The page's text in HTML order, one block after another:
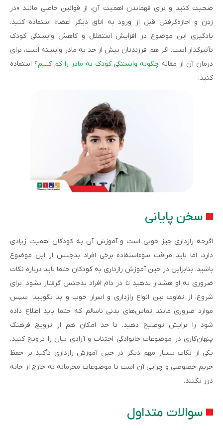
صحبت کنید و برای فهماندن اهمیت آن، از قوانین خاصی مانند «در
زدن و اجازه‌گرفتن قبل از ورود به اتاق دیگر اعضا» استفاده کنید.
یادگیری این موضوع در افزایش استقلال و کاهش وابستگی کودک
تأثیرگذار است. اگر هم فرزندتان بیش از حد به مادر وابسته است، برای
درمان آن از مقاله چگونه وابستگی کودک به مادر را کم کنیم؟ استفاده
کنید.
سخن پایانی
اگرچه رازداری چیز خوبی است و آموزش آن به کودکان اهمیت زیادی
دارد، اما باید مراقب سوءاستفاده برخی افراد بدجنس از این موضوع
باشید. بنابراین در حین آموزش رازداری به کودکان حتما باید درباره نکات
ضروری به او هشدار بدهید تا در دام افراد بدجنس گرفتار نشود. برای
شروع، از تفاوت بین انواع رازداری و اسرار خوب و بد بگویید؛ سپس
موارد ضروری مانند تماس‌های بدنی ناسالم که حتما باید اطلاع داده
شود را برایش توضیح دهید. تا حد امکان هم از ترویج فرهنگ
پنهان‌کاری در موضوعات خانوادگی اجتناب و آزادی بیان را ترویج کنید.
یکی از نکات بسیار مهم دیگر در حین آموزش رازداری تأکید بر حفظ
حریم خصوصی و چرایی آن است تا موضوعات محرمانه به خارج از خانه
درز نکنند.
سوالات متداول